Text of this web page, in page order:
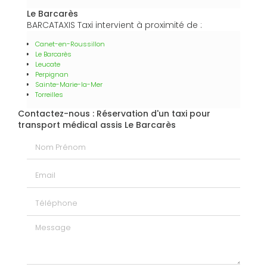
Le Barcarès
BARCATAXIS Taxi intervient à proximité de :
Canet-en-Roussillon
Le Barcarès
Leucate
Perpignan
Sainte-Marie-la-Mer
Torreilles
Contactez-nous : Réservation d'un taxi pour
transport médical assis Le Barcarès
Message